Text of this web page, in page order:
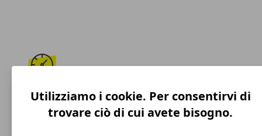
196 km/h
Velocità massima
Utilizziamo i cookie. Per consentirvi di
trovare ciò di cui avete bisogno.